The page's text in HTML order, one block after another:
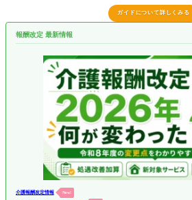
ガイドについて詳しくみる
報酬改定 最新情報
介護報酬改定情報 New!